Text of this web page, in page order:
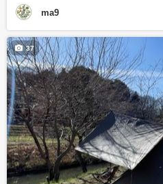
ma9
37